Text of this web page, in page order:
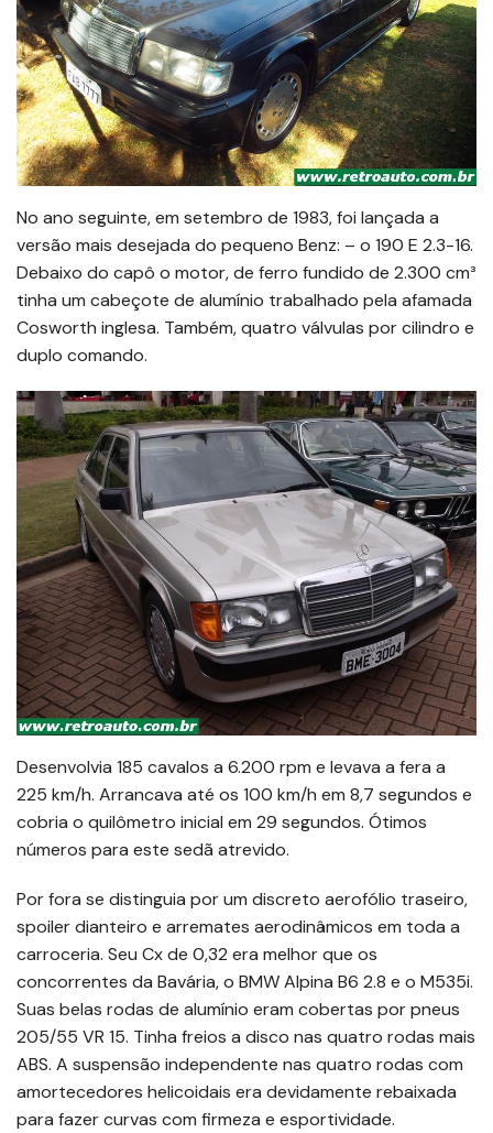
No ano seguinte, em setembro de 1983, foi lançada a
versão mais desejada do pequeno Benz: – o 190 E 2.3-16.
Debaixo do capô o motor, de ferro fundido de 2.300 cm³
tinha um cabeçote de alumínio trabalhado pela afamada
Cosworth inglesa. Também, quatro válvulas por cilindro e
duplo comando.
Desenvolvia 185 cavalos a 6.200 rpm e levava a fera a
225 km/h. Arrancava até os 100 km/h em 8,7 segundos e
cobria o quilômetro inicial em 29 segundos. Ótimos
números para este sedã atrevido.
Por fora se distinguia por um discreto aerofólio traseiro,
spoiler dianteiro e arremates aerodinâmicos em toda a
carroceria. Seu Cx de 0,32 era melhor que os
concorrentes da Bavária, o BMW Alpina B6 2.8 e o M535i.
Suas belas rodas de alumínio eram cobertas por pneus
205/55 VR 15. Tinha freios a disco nas quatro rodas mais
ABS. A suspensão independente nas quatro rodas com
amortecedores helicoidais era devidamente rebaixada
para fazer curvas com firmeza e esportividade.